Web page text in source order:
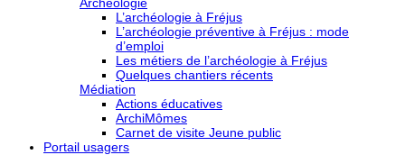
L’archéologie à Fréjus
L’archéologie préventive à Fréjus : mode
d’emploi
Les métiers de l’archéologie à Fréjus
Quelques chantiers récents
Médiation
Actions éducatives
ArchiMômes
Carnet de visite Jeune public
Portail usagers